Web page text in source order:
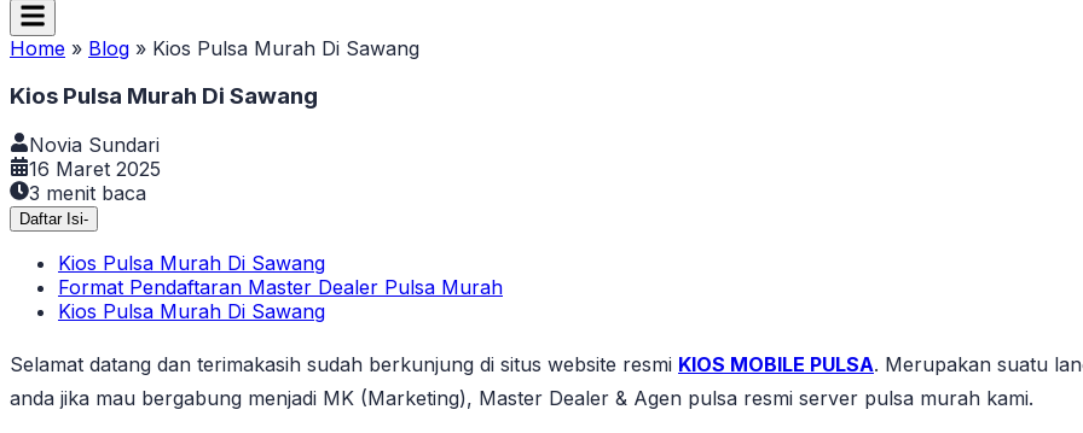
Home » Blog » Kios Pulsa Murah Di Sawang
Kios Pulsa Murah Di Sawang
Novia Sundari
16 Maret 2025
3 menit baca
Daftar Isi-
Kios Pulsa Murah Di Sawang
Format Pendaftaran Master Dealer Pulsa Murah
Kios Pulsa Murah Di Sawang
Selamat datang dan terimakasih sudah berkunjung di situs website resmi KIOS MOBILE PULSA. Merupakan suatu
anda jika mau bergabung menjadi MK (Marketing), Master Dealer & Agen pulsa resmi server pulsa murah kami.